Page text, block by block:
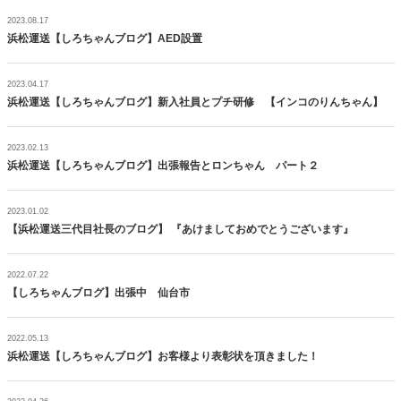
2023.08.17
浜松運送【しろちゃんブログ】AED設置
2023.04.17
浜松運送【しろちゃんブログ】新入社員とプチ研修 【インコのりんちゃん】
2023.02.13
浜松運送【しろちゃんブログ】出張報告とロンちゃん パート２
2023.01.02
【浜松運送三代目社長のブログ】 『あけましておめでとうございます』
2022.07.22
【しろちゃんブログ】出張中 仙台市
2022.05.13
浜松運送【しろちゃんブログ】お客様より表彰状を頂きました！